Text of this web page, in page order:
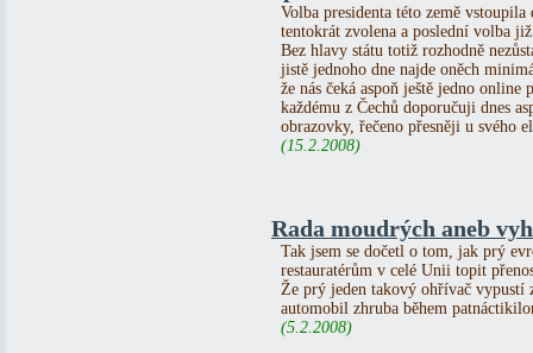
Volba presidenta této země
tentokrát zvolena a poslední volba
Bez hlavy státu totiž rozhodně
jistě jednoho dne najde oněch
že nás čeká aspoň ještě jedno online
každému z Čechů doporučuji dnes
obrazovky, řečeno přesněji u svého
(15.2.2008)
Rada moudrých aneb
Tak jsem se dočetl o tom, jak prý
restauratérům v celé Unii topit
Že prý jeden takový ohřívač vypustí
automobil zhruba během
(5.2.2008)